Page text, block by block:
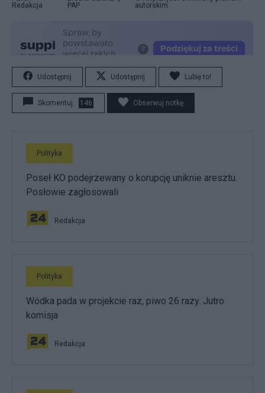
Redakcja
PAP
autorskim
Udostępnij Udostępnij Lubię to!
Skomentuj 146 Obserwuj notkę
Polityka
Poseł KO podejrzewany o korupcję uniknie aresztu.
Posłowie zagłosowali
Redakcja
Polityka
Wódka pada w projekcie raz, piwo 26 razy. Jutro
komisja
Redakcja